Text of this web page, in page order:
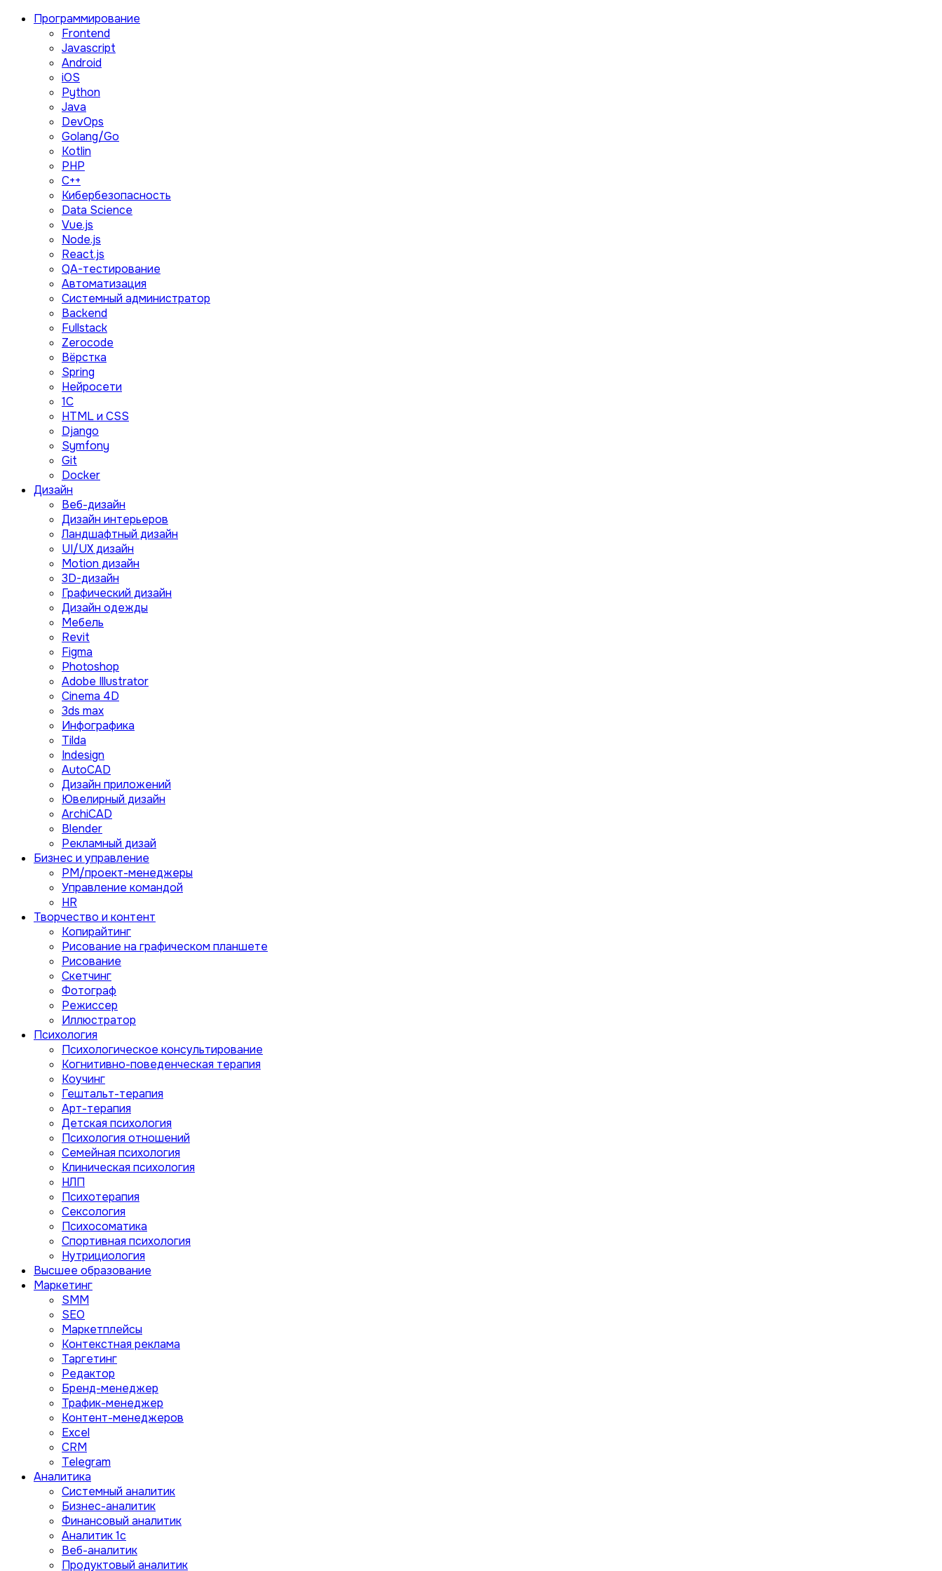
Программирование
Frontend
Javascript
Android
iOS
Python
Java
DevOps
Golang/Go
Kotlin
PHP
C++
Кибербезопасность
Data Science
Vue.js
Node.js
React.js
QA-тестирование
Автоматизация
Системный администратор
Backend
Fullstack
Zerocode
Вёрстка
Spring
Нейросети
1C
HTML и CSS
Django
Symfony
Git
Docker
Дизайн
Веб-дизайн
Дизайн интерьеров
Ландшафтный дизайн
UI/UX дизайн
Motion дизайн
3D-дизайн
Графический дизайн
Дизайн одежды
Мебель
Revit
Figma
Photoshop
Adobe Illustrator
Сinema 4D
3ds max
Инфографика
Tilda
Indesign
AutoCAD
Дизайн приложений
Ювелирный дизайн
ArchiCAD
Blender
Рекламный дизай
Бизнес и управление
PM/проект-менеджеры
Управление командой
HR
Творчество и контент
Копирайтинг
Рисование на графическом планшете
Рисование
Скетчинг
Фотограф
Режиссер
Иллюстратор
Психология
Психологическое консультирование
Когнитивно-поведенческая терапия
Коучинг
Гештальт-терапия
Арт-терапия
Детская психология
Психология отношений
Семейная психология
Клиническая психология
НЛП
Психотерапия
Сексология
Психосоматика
Спортивная психология
Нутрициология
Высшее образование
Маркетинг
SMM
SEO
Маркетплейсы
Контекстная реклама
Таргетинг
Редактор
Бренд-менеджер
Трафик-менеджер
Контент-менеджеров
Excel
CRM
Telegram
Аналитика
Системный аналитик
Бизнес-аналитик
Финансовый аналитик
Aналитик 1с
Веб-аналитик
Продуктовый аналитик